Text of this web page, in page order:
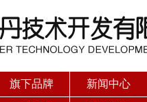
旗下品牌 新闻中心